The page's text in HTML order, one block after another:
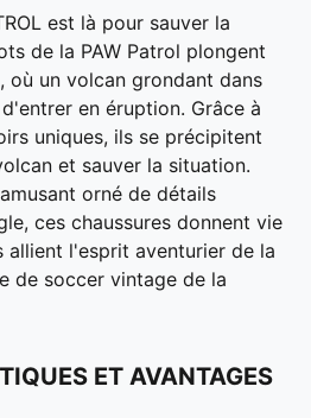
est là pour sauver la
de la PAW Patrol plongent
où un volcan grondant dans
en éruption. Grâce à
uniques, ils se précipitent
et sauver la situation.
orné de détails
ces chaussures donnent vie
allient l'esprit aventurier de la
de soccer vintage de la
ET AVANTAGES